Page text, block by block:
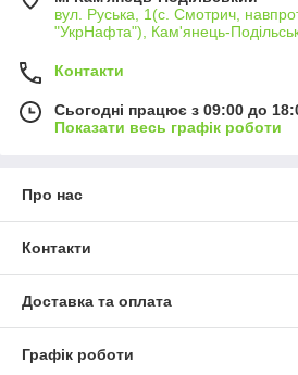
вул. Руська, 1(с. Смотрич,
"УкрНафта"), Кам'янець-
Контакти
Сьогодні працює з 09:00 до
Показати весь графік роботи
Про нас
Контакти
Доставка та оплата
Графік роботи